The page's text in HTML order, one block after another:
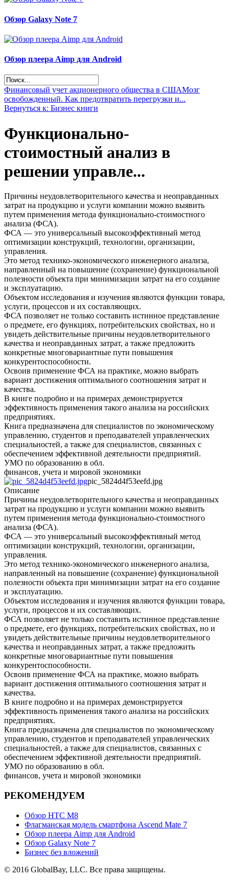
Обзор Galaxy Note 7
Обзор плеера Aimp для Android
Финансовый учет акционерного общества в СШАМозг
освобожденный. Как предотвратить перегрузки и...
Вернуться к: Бизнес книги
Функционально-
стоимостный анализ в
решении управле...
Причины неудовлетворительного качества и неоправданных
затрат на продукцию и услуги компании можно выявить
путем применения метода функционально-стоимостного
анализа (ФСА).
ФСА — это универсальный высокоэффективный метод
оптимизации конструкций, технологии, организации,
управления.
Это метод технико-экономического инженерного анализа,
направленный на повышение (сохранение) функциональной
полезности объекта при минимизации затрат на его создание
и эксплуатацию.
Объектом исследования и изучения являются функции товара,
услуги, процессов и их составляющих.
ФСА позволяет не только составить истинное представление
о предмете, его функциях, потребительских свойствах, но и
увидеть действительные причины неудовлетворительного
качества и неоправданных затрат, а также предложить
конкретные многовариантные пути повышения
конкурентоспособности.
Освоив применение ФСА на практике, можно выбрать
вариант достижения оптимального соотношения затрат и
качества.
В книге подробно и на примерах демонстрируется
эффективность применения такого анализа на российских
предприятиях.
Книга предназначена для специалистов по экономическому
управлению, студентов и преподавателей управленческих
специальностей, а также для специалистов, связанных с
обеспечением эффективной деятельности предприятий.
УМО по образованию в обл.
финансов, учета и мировой экономики
pic_5824d4f53eefd.jpg
Описание
Причины неудовлетворительного качества и неоправданных
затрат на продукцию и услуги компании можно выявить
путем применения метода функционально-стоимостного
анализа (ФСА).
ФСА — это универсальный высокоэффективный метод
оптимизации конструкций, технологии, организации,
управления.
Это метод технико-экономического инженерного анализа,
направленный на повышение (сохранение) функциональной
полезности объекта при минимизации затрат на его создание
и эксплуатацию.
Объектом исследования и изучения являются функции товара,
услуги, процессов и их составляющих.
ФСА позволяет не только составить истинное представление
о предмете, его функциях, потребительских свойствах, но и
увидеть действительные причины неудовлетворительного
качества и неоправданных затрат, а также предложить
конкретные многовариантные пути повышения
конкурентоспособности.
Освоив применение ФСА на практике, можно выбрать
вариант достижения оптимального соотношения затрат и
качества.
В книге подробно и на примерах демонстрируется
эффективность применения такого анализа на российских
предприятиях.
Книга предназначена для специалистов по экономическому
управлению, студентов и преподавателей управленческих
специальностей, а также для специалистов, связанных с
обеспечением эффективной деятельности предприятий.
УМО по образованию в обл.
финансов, учета и мировой экономики
РЕКОМЕНДУЕМ
Обзор НТС М8
Флагманская модель смартфона Ascend Mate 7
Обзор плеера Aimp для Android
Обзор Galaxy Note 7
Бизнес без вложений
© 2016 GlobalBay, LLC. Все права защищены.